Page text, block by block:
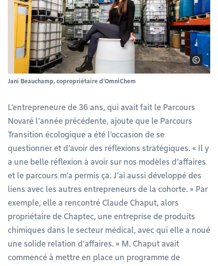
Jani Beauchamp, copropriétaire d'OmniChem
L’entrepreneure de 36 ans, qui avait fait le Parcours
Novaré l’année précédente, ajoute que le Parcours
Transition écologique a été l’occasion de se
questionner et d’avoir des réflexions stratégiques. « Il y
a une belle réflexion à avoir sur nos modèles d’affaires
et le parcours m’a permis ça. J’ai aussi développé des
liens avec les autres entrepreneurs de la cohorte. » Par
exemple, elle a rencontré Claude Chaput, alors
propriétaire de Chaptec, une entreprise de produits
chimiques dans le secteur médical, avec qui elle a noué
une solide relation d’affaires. « M. Chaput avait
commencé à mettre en place un programme de